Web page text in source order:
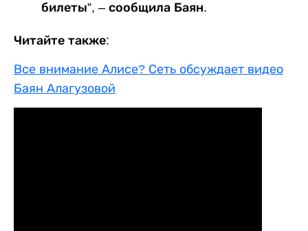
билеты”, – сообщила Баян.
Читайте также:
Все внимание Алисе? Сеть обсуждает видео
Баян Алагузовой